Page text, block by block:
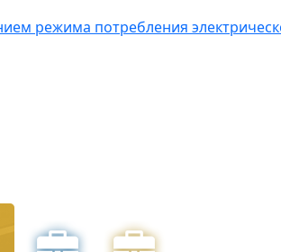
режима потребления